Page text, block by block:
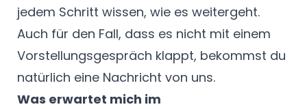
jedem Schritt wissen, wie es weitergeht.
Auch für den Fall, dass es nicht mit einem
Vorstellungsgespräch klappt, bekommst du
natürlich eine Nachricht von uns.
Was erwartet mich im